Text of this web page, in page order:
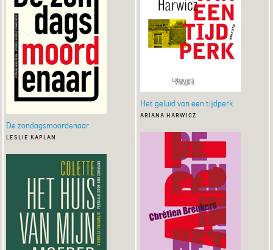
De zondagsmoordenaar
leslie kaplan
Het geluid van een tijdperk
ariana harwicz